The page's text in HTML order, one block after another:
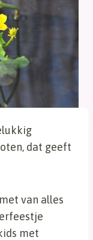
dat geeft
van alles
met